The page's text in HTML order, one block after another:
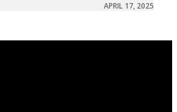
APRIL 17, 2025